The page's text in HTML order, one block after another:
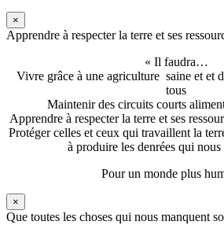
×
Apprendre à respecter la terre et ses
« Il faudra…
Vivre grâce à une agriculture saine et et
tous
Maintenir des circuits courts
Apprendre à respecter la terre et ses
Protéger celles et ceux qui travaillent la
à produire les denrées qui
Pour un monde plus
×
Que toutes les choses qui nous manquent